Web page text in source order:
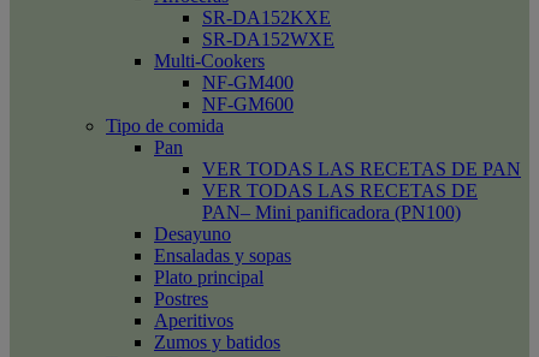
SR-DA152KXE
SR-DA152WXE
Multi-Cookers
NF-GM400
NF-GM600
Tipo de comida
Pan
VER TODAS LAS RECETAS DE PAN
VER TODAS LAS RECETAS DE
PAN– Mini panificadora (PN100)
Desayuno
Ensaladas y sopas
Plato principal
Postres
Aperitivos
Zumos y batidos